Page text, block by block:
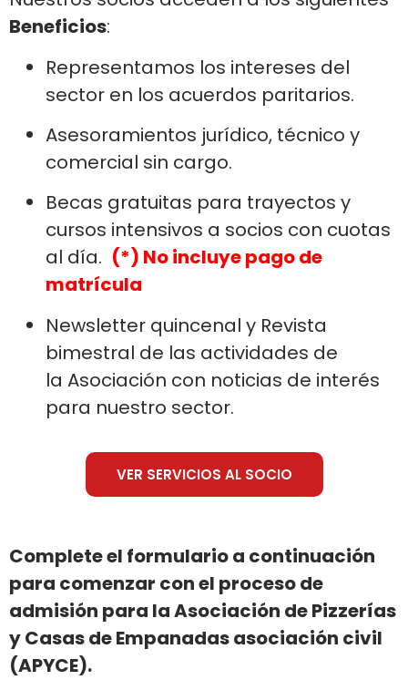
Beneficios:
Representamos los intereses del
sector en los acuerdos paritarios.
Asesoramientos jurídico, técnico y
comercial sin cargo.
Becas gratuitas para trayectos y
cursos intensivos a socios con cuotas
al día. (*) No incluye pago de
matrícula
Newsletter quincenal y Revista
bimestral de las actividades de
la Asociación con noticias de interés
para nuestro sector.
VER SERVICIOS AL SOCIO
Complete el formulario a continuación
para comenzar con el proceso de
admisión para la Asociación de Pizzerías
y Casas de Empanadas asociación civil
(APYCE).